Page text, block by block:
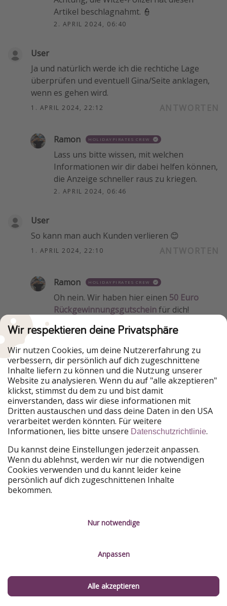
Artikel beschlagnahmt. 👮
2. APRIL 2024, 06:40
User
Ja und natürlich werde ich die rechtiche Lage
überprüfen und eventuell Gina/Seite anklagen,
wenn es gehen wird.
1. APRIL 2024, 22:12
Ramon HOLIDAYPIRATES CREW
Lass uns bitte wissen, mit welchen
Informationen wir dir dabei helfen können,
die Anzeige schneller raus zu kriegen.
2. APRIL 2024, 06:46
User
So kann man auch Kunden verlieren 😊
1. APRIL 2024, 22:10
Ramon HOLIDAYPIRATES CREW
Oh nein. Wir haben hier einen 50 Euro
Rückgewinnungsgutscheinfür dich!
Zeige mehr
KOMMENTAR SENDEN
Melde dich für unseren Newsletter
an
Die besten Deals und aktuellen Reiseinfos immer im Postfach mit
Indem du zustimmst, willigst du zugleich gem. Art. 49 Abs. 1 lit. a DSGVO
ein, dass deine Daten in den USA verarbeitet werden. Du kannst dich
jeder Zeit von unserem Newsletter abmelden. Weitere Informationen
Wir respektieren deine Privatsphäre
Wir nutzen Cookies, um deine Nutzererfahrung zu
verbessern, dir persönlich auf dich zugeschnittene
Inhalte liefern zu können und die Nutzung unserer
Website zu analysieren. Wenn du auf "alle akzeptieren"
klickst, stimmst du dem zu und bist damit
einverstanden, dass wir diese informationen mit
Dritten austauschen und dass deine Daten in den USA
verarbeitet werden könnten. Für weitere
Informationen, lies bitte unsere Datenschutzrichtlinie.
Du kannst deine Einstellungen jederzeit anpassen.
Wenn du ablehnst, werden wir nur die notwendigen
Cookies verwenden und du kannt leider keine
persönlich auf dich zugeschnittenen Inhalte
bekommen.
Nur notwendige
Anpassen
Alle akzeptieren